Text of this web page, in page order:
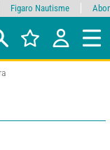
Figaro Nautisme